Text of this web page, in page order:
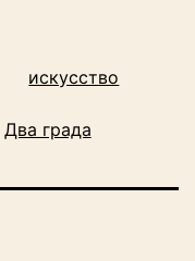
искусство
Два града